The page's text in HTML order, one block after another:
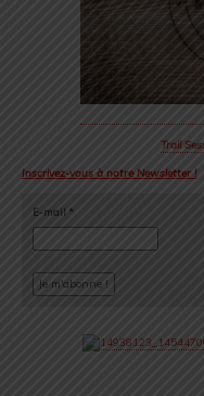
Trail
Inscrivez-vous à notre Newsletter !
E-mail *